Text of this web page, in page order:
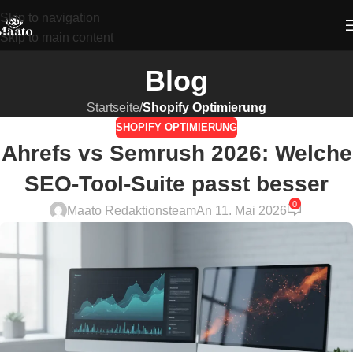
Skip to navigation
Skip to main content
Blog
Startseite/Shopify Optimierung
SHOPIFY OPTIMIERUNG
Ahrefs vs Semrush 2026: Welche
SEO-Tool-Suite passt besser
Maato RedaktionsteamAn 11. Mai 2026
0